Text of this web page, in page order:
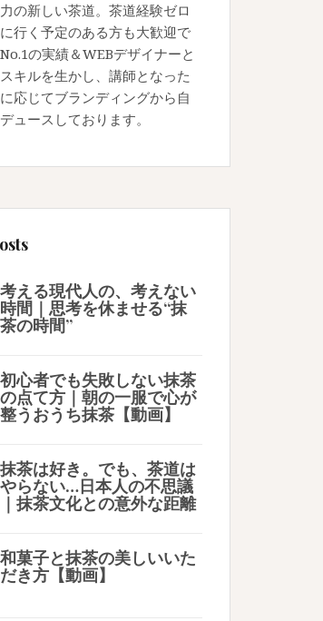
の新しい茶道。茶道経験ゼロ
行く予定のある方も大歓迎で
の実績＆WEBデザイナーと
キルを生かし、講師となった
応じてブランディングから自
ュースしております。
考える現代人の、考えない
時間｜思考を休ませる“抹
茶の時間”
初心者でも失敗しない抹茶
の点て方｜朝の一服で心が
整うおうち抹茶【動画】
抹茶は好き。でも、茶道は
やらない…日本人の不思議
｜抹茶文化との意外な距離
和菓子と抹茶の美しいいた
だき方【動画】